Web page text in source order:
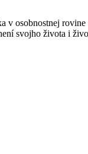
v osobnostnej
svojho života i